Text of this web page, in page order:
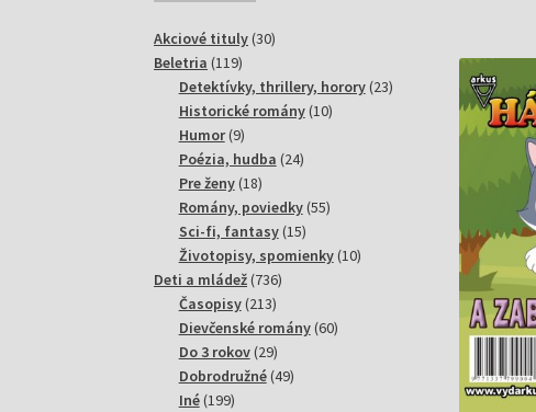
Akciové tituly 3030
Beletria 119119
produktov
Detektívky, thrillery, horory 2323
Historické romány 1010
Humor 99
produktov
Poézia, hudba 2424
Pre ženy 1818
produktov
Romány, poviedky 5555
Sci-fi, fantasy 1515
produktov
Životopisy, spomienky 1010
Deti a mládež 736736
Časopisy 213213
produktov
Dievčenské romány 6060
Do 3 rokov 2929
produktov
Dobrodružné 4949
Iné 199199